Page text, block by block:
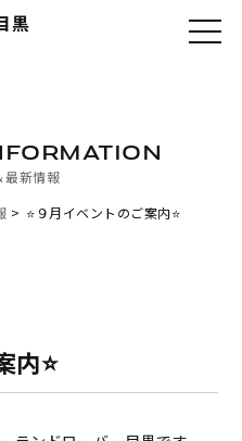
黒
最新情報
⭐️９月イベントのご案内⭐️
内⭐️